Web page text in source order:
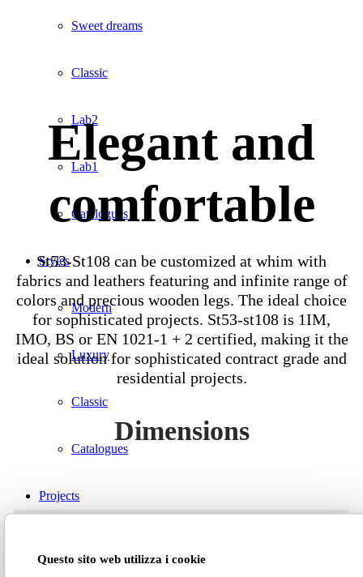
Questo sito web utilizza i cookie
Sweet dreams
Classic
Lab2
Lab1
Catalogues
Styles
Modern
Luxury
Classic
Catalogues
Projects
Elegant and
comfortable
St53-St108 can be customized at whim with
fabrics and leathers featuring and infinite range of
colors and precious wooden legs. The ideal choice
for sophisticated projects. St53-st108 is 1IM,
IMO, BS or EN 1021-1 + 2 certified, making it the
ideal solution for sophisticated contract grade and
residential projects.
Dimensions